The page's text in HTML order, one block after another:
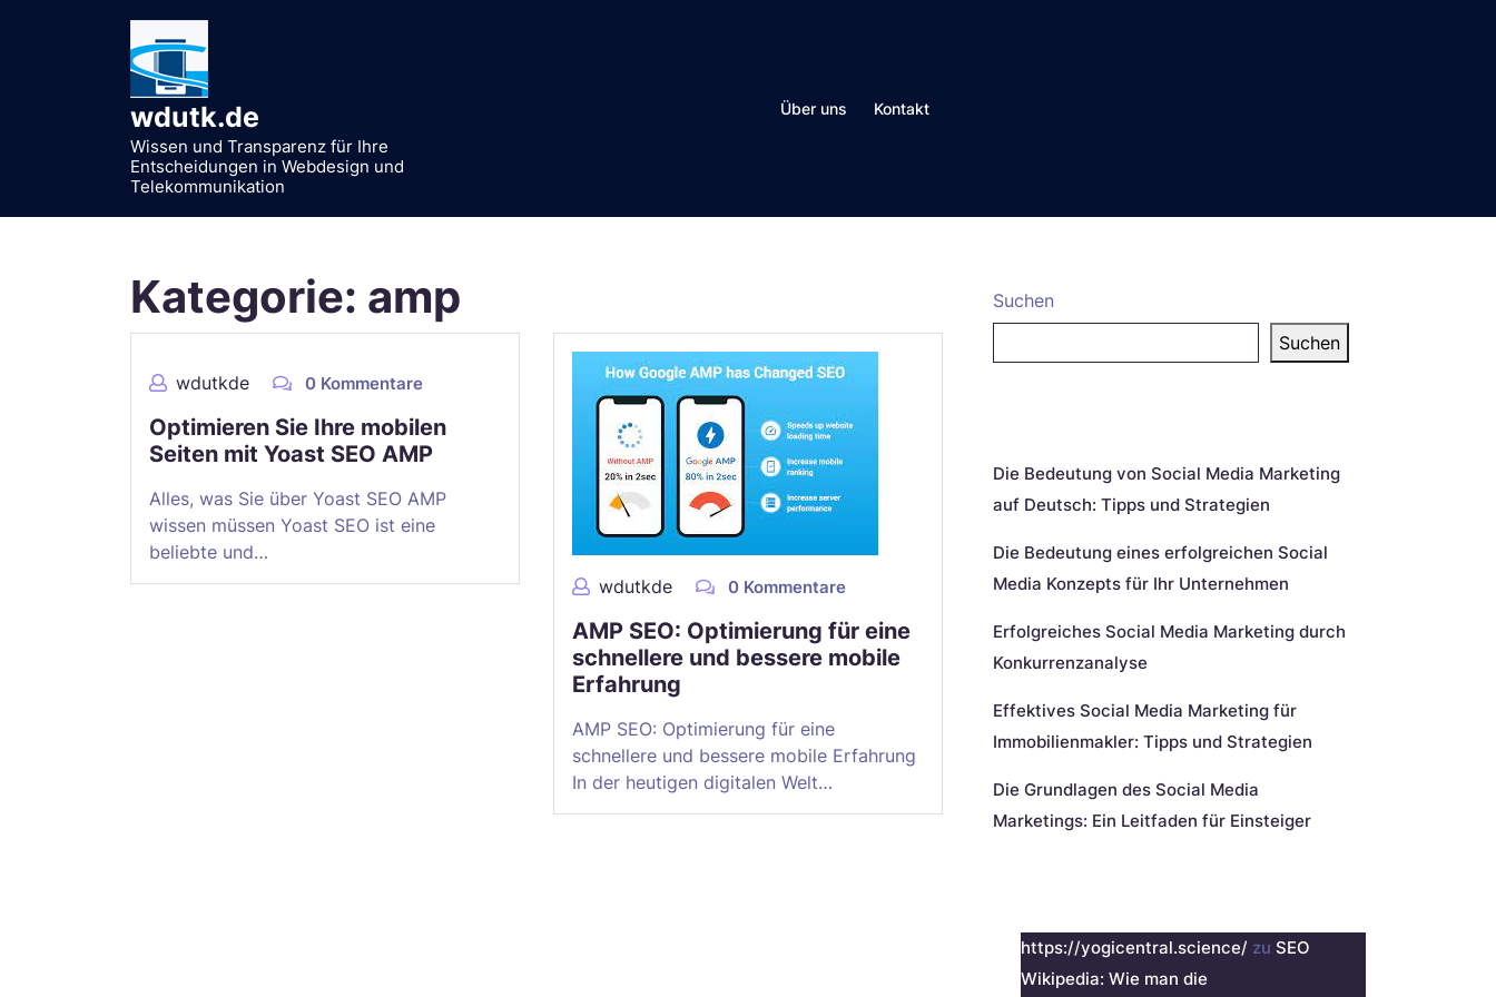
wdutk.de
Wissen und Transparenz für Ihre
Entscheidungen in Webdesign und
Telekommunikation
Über uns Kontakt
Kategorie: amp
wdutkde 0 Kommentare
Optimieren Sie Ihre mobilen
Seiten mit Yoast SEO AMP
Alles, was Sie über Yoast SEO AMP
wissen müssen Yoast SEO ist eine
beliebte und…
wdutkde
0 Kommentare
AMP SEO: Optimierung für eine
schnellere und bessere mobile
Erfahrung
AMP SEO: Optimierung für eine
schnellere und bessere mobile Erfahrung
In der heutigen digitalen Welt…
Suchen
Suchen
Die Bedeutung von Social Media Marketing
auf Deutsch: Tipps und Strategien
Die Bedeutung eines erfolgreichen Social
Media Konzepts für Ihr Unternehmen
Erfolgreiches Social Media Marketing durch
Konkurrenzanalyse
Effektives Social Media Marketing für
Immobilienmakler: Tipps und Strategien
Die Grundlagen des Social Media
Marketings: Ein Leitfaden für Einsteiger
https://yogicentral.science/ zu SEO
Wikipedia: Wie man die